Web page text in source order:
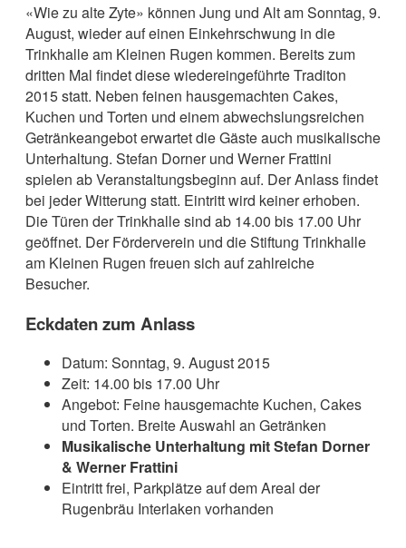
«Wie zu alte Zyte» können Jung und Alt am Sonntag, 9.
August, wieder auf einen Einkehrschwung in die
Trinkhalle am Kleinen Rugen kommen. Bereits zum
dritten Mal findet diese wiedereingeführte Traditon
2015 statt. Neben feinen hausgemachten Cakes,
Kuchen und Torten und einem abwechslungsreichen
Getränkeangebot erwartet die Gäste auch musikalische
Unterhaltung. Stefan Dorner und Werner Frattini
spielen ab Veranstaltungsbeginn auf. Der Anlass findet
bei jeder Witterung statt. Eintritt wird keiner erhoben.
Die Türen der Trinkhalle sind ab 14.00 bis 17.00 Uhr
geöffnet. Der Förderverein und die Stiftung Trinkhalle
am Kleinen Rugen freuen sich auf zahlreiche
Besucher.
Eckdaten zum Anlass
Datum: Sonntag, 9. August 2015
Zeit: 14.00 bis 17.00 Uhr
Angebot: Feine hausgemachte Kuchen, Cakes
und Torten. Breite Auswahl an Getränken
Musikalische Unterhaltung mit Stefan Dorner
& Werner Frattini
Eintritt frei, Parkplätze auf dem Areal der
Rugenbräu Interlaken vorhanden